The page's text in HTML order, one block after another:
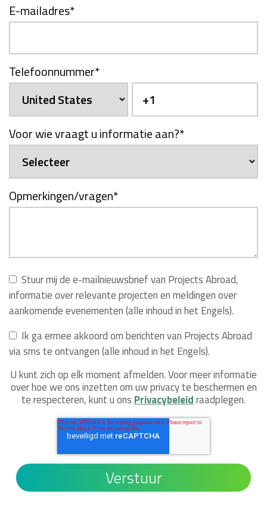
E-mailadres*
Telefoonnummer*
Voor wie vraagt u informatie aan?*
Opmerkingen/vragen*
Stuur mij de e-mailnieuwsbrief van Projects Abroad,
informatie over relevante projecten en meldingen over
aankomende evenementen (alle inhoud in het Engels).
Ik ga ermee akkoord om berichten van Projects Abroad
via sms te ontvangen (alle inhoud in het Engels).
U kunt zich op elk moment afmelden. Voor meer informatie
over hoe we ons inzetten om uw privacy te beschermen en
te respecteren, kunt u ons Privacybeleidraadplegen.